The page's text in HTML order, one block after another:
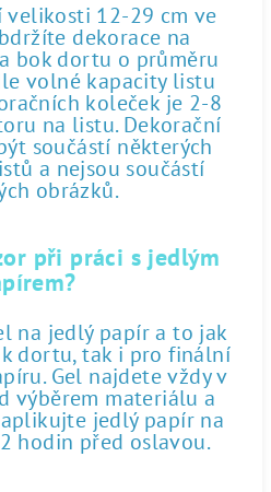
velikosti 12-29 cm ve
dekorace na
bok dortu o průměru
volné kapacity listu
koleček je 2-8
na listu. Dekorační
součástí některých
a nejsou součástí
obrázků.
při práci s jedlým
na jedlý papír a to jak
dortu, tak i pro finální
Gel najdete vždy v
výběrem materiálu a
jedlý papír na
hodin před oslavou.